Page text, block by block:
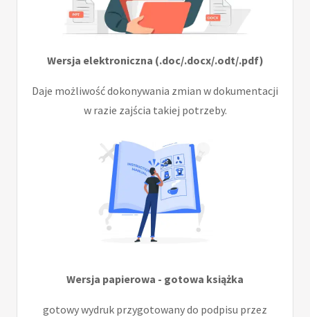
Wersja elektroniczna (.doc/.docx/.odt/.pdf)
Daje możliwość dokonywania zmian w dokumentacji
w razie zajścia takiej potrzeby.
Wersja papierowa - gotowa książka
gotowy wydruk przygotowany do podpisu przez